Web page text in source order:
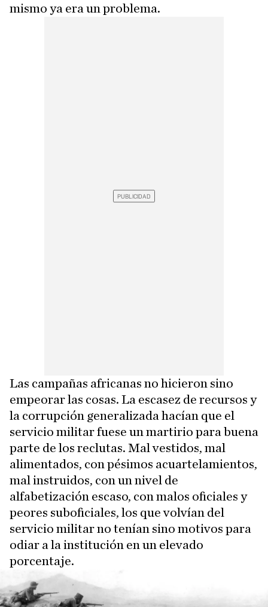
mismo ya era un problema.
Las campañas africanas no hicieron sino
empeorar las cosas. La escasez de recursos y
la corrupción generalizada hacían que el
servicio militar fuese un martirio para buena
parte de los reclutas. Mal vestidos, mal
alimentados, con pésimos acuartelamientos,
mal instruidos, con un nivel de
alfabetización escaso, con malos oficiales y
peores suboficiales, los que volvían del
servicio militar no tenían sino motivos para
odiar a la institución en un elevado
porcentaje.